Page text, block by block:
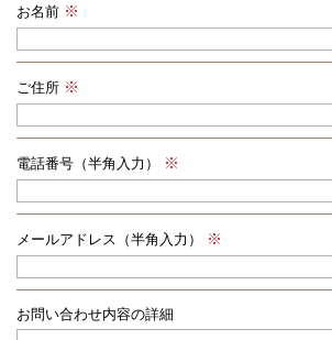
お名前
ご住所
電話番号（半角入力）
メールアドレス（半角入力）
お問い合わせ内容の詳細